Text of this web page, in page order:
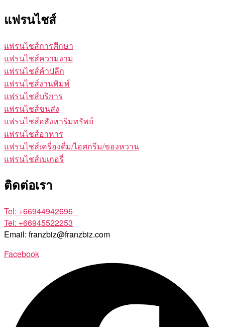
แฟรนไชส์
แฟรนไชส์การศึกษา
แฟรนไชส์ความงาม
แฟรนไชส์ค้าปลีก
แฟรนไชส์งานพิมพ์
แฟรนไชส์บริการ
แฟรนไชส์ขนส่ง
แฟรนไชส์อสังหาริมทรัพย์
แฟรนไชส์อาหาร
แฟรนไชส์เครื่องดื่ม/ไอศกรีม/ของหวาน
แฟรนไชส์เบเกอรี่
ติดต่อเรา
Tel: +66944942696
Tel: +66945522253
Email: franzbiz@franzbiz.com
Facebook